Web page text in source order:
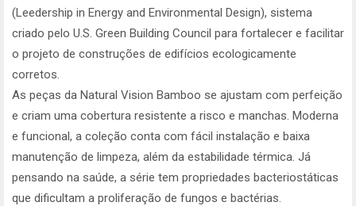
(Leedership in Energy and Environmental Design), sistema
criado pelo U.S. Green Building Council para fortalecer e facilitar
o projeto de construções de edifícios ecologicamente
corretos.
As peças da Natural Vision Bamboo se ajustam com perfeição
e criam uma cobertura resistente a risco e manchas. Moderna
e funcional, a coleção conta com fácil instalação e baixa
manutenção de limpeza, além da estabilidade térmica. Já
pensando na saúde, a série tem propriedades bacteriostáticas
que dificultam a proliferação de fungos e bactérias.